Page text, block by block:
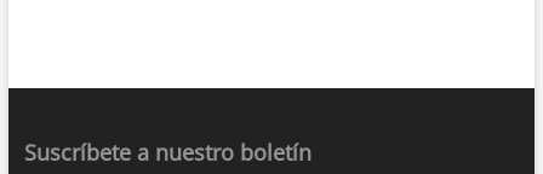
Suscríbete a nuestro boletín